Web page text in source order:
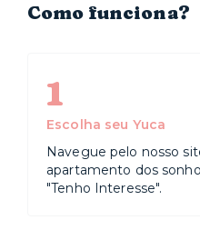
Como funciona?
1
Escolha seu Yuca
Navegue pelo nosso
apartamento dos
"Tenho Interesse".